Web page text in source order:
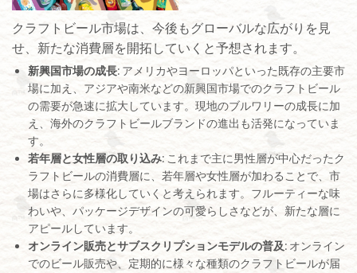
クラフトビール市場は、今後もグローバルな広がりを見
せ、新たな消費層を開拓していくと予想されます。
新興国市場の成長: アメリカやヨーロッパといった既存の主要市
場に加え、アジアや南米などの新興国市場でのクラフトビール
の需要が急速に拡大しています。現地のブルワリーの成長に加
え、海外のクラフトビールブランドの進出も活発になっていま
す。
若年層と女性層の取り込み: これまで主に男性層が中心だったク
ラフトビールの消費層に、若年層や女性層が加わることで、市
場はさらに多様化していくと考えられます。フルーティーな味
わいや、パッケージデザインの可愛らしさなどが、新たな層に
アピールしています。
オンライン販売とサブスクリプションモデルの普及: オンライン
でのビール販売や、定期的に様々な種類のクラフトビールが届